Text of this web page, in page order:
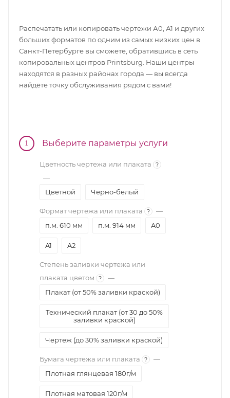
Распечатать или копировать чертежи А0, А1 и других
больших форматов по одним из самых низких цен в
Санкт-Петербурге вы сможете, обратившись в сеть
копировальных центров Printsburg. Наши центры
находятся в разных районах города — вы всегда
найдёте точку обслуживания рядом с вами!
1 Выберите параметры услуги
Цветность чертежа или плаката ?
—
Цветной
Черно-белый
Формат чертежа или плаката ?
—
п.м. 610 мм
п.м. 914 мм A0
A1 A2
Степень заливки чертежа или
плаката цветом
?
—
Плакат (от 50% заливки краской)
Технический плакат (от 30 до 50%
заливки краской)
Чертеж (до 30% заливки краской)
Бумага чертежа или плаката ?
—
Плотная глянцевая 180г/м
Плотная матовая 120г/м